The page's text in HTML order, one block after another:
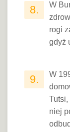
8.
W
rogi
gdyż
9.
W
Tutsi,
niej